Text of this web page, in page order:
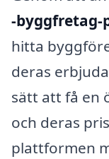
-byggfretag-
hitta
deras
sätt att få en
och deras
plattformen